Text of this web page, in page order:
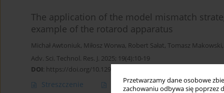
Przetwarzamy dane osobowe
zachowaniu odbywa się poprzez
The application of the model mismatch
example of the rotarod apparatus
Michał Awtoniuk, Miłosz Worwa, Robert Sałat, Tomasz Makowski,
Adv. Sci. Technol. Res. J. 2025; 19(4):10-19
DOI: https://doi.org/10.12913/22998624/199585
Streszczenie Artykuł(PDF)